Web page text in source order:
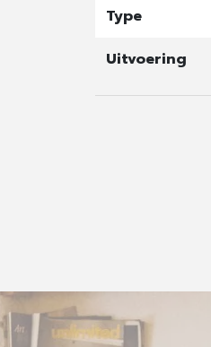
Type
Uitvoering